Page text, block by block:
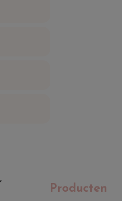
Producten